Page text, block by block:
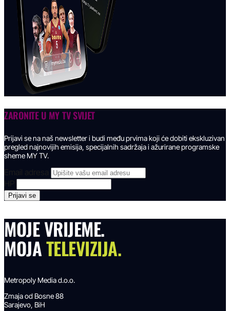
ZARONITE U MY TV SVIJET
Prijavi se na naš newsletter i budi među prvima koji će dobiti ekskluzivan
pregled najnovijih emisija, specijalnih sadržaja i ažurirane programske
sheme MY TV.
Email adresa
MOJE VRIJEME.
MOJATELEVIZIJA.
Metropoly Media d.o.o.
Zmaja od Bosne 88
Sarajevo, BiH